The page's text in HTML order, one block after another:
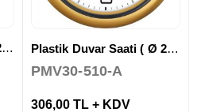
Plastik Duvar Saati ( Ø 28 cm ) Plastik Duvar Saati ( Ø 28 cm )
PMV30-510-A
306,00 TL + KDV